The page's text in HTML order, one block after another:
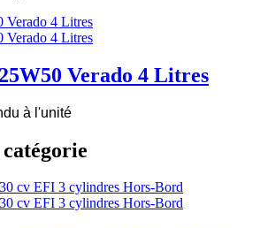
Verado 4 Litres
à l'unité